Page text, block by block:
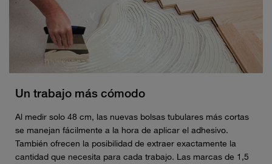
Un trabajo más cómodo
Al medir solo 48 cm, las nuevas bolsas tubulares más cortas
se manejan fácilmente a la hora de aplicar el adhesivo.
También ofrecen la posibilidad de extraer exactamente la
cantidad que necesita para cada trabajo. Las marcas de 1,5